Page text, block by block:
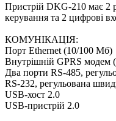
Пристрій DKG-210 має 2
керування та 2 цифрові
КОМУНІКАЦІЯ:
Порт Ethernet (10/100 Мб)
Внутрішній GPRS модем
Два порти RS-485,
RS-232, регульована
USB-хост 2.0
USB-пристрій 2.0